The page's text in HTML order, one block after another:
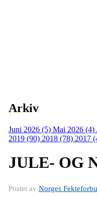
Arkiv
Juni 2026 (5) Mai 2026 (4)
2019 (90) 2018 (78) 2017
JULE- OG
Postet av Norges